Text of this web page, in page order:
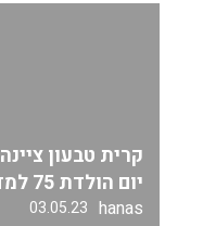
קרית טבעון
יום הולדת 75 למדינת ישראל
hanas
03.05.23